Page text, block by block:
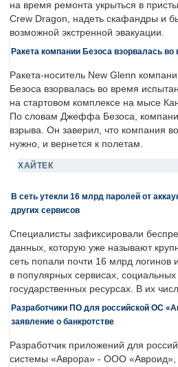
на время ремонта укрыться в
Crew Dragon, надеть скафандры и
возможной экстренной эвакуации.
Ракета компании Безоса взорвалась
Ракета-носитель New Glenn
Безоса взорвалась во время
на стартовом комплексе на мысе
По словам Джеффа Безоса,
взрыва. Он заверил, что компания
нужно, и вернется к полетам.
ХАЙТЕК
В сеть утекли 16 млрд паролей от
других сервисов
Специалисты зафиксировали
данных, которую уже называют
сеть попали почти 16 млрд логинов
в популярных сервисах, социальных
государственных ресурсах. В их
Разработчики ПО для российской ОС
заявление о банкротстве
Разработчик приложений для
системы «Аврора» - ООО «Авроид»,